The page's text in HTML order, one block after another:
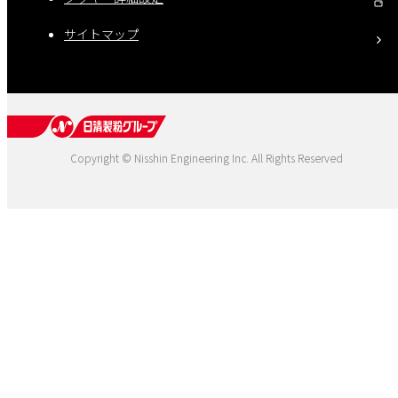
サイトマップ
Copyright © Nisshin Engineering Inc. All Rights Reserved